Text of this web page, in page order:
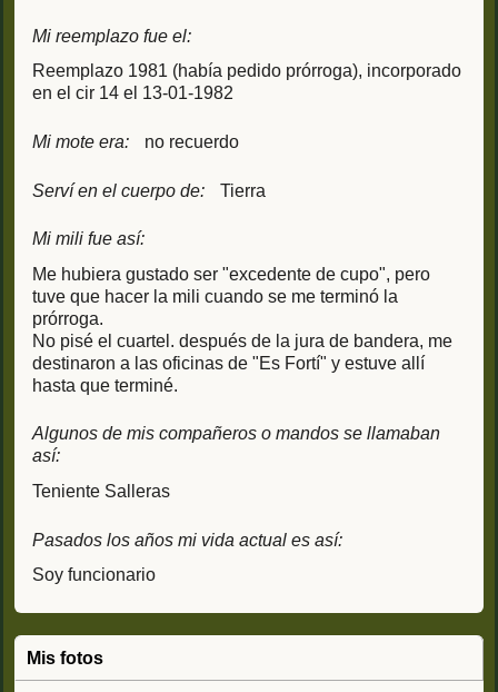
Mi reemplazo fue el:
Reemplazo 1981 (había pedido prórroga), incorporado
en el cir 14 el 13-01-1982
Mi mote era: no recuerdo
Serví en el cuerpo de: Tierra
Mi mili fue así:
Me hubiera gustado ser "excedente de cupo", pero
tuve que hacer la mili cuando se me terminó la
prórroga.
No pisé el cuartel. después de la jura de bandera, me
destinaron a las oficinas de "Es Fortí" y estuve allí
hasta que terminé.
Algunos de mis compañeros o mandos se llamaban
así:
Teniente Salleras
Pasados los años mi vida actual es así:
Soy funcionario
Mis fotos